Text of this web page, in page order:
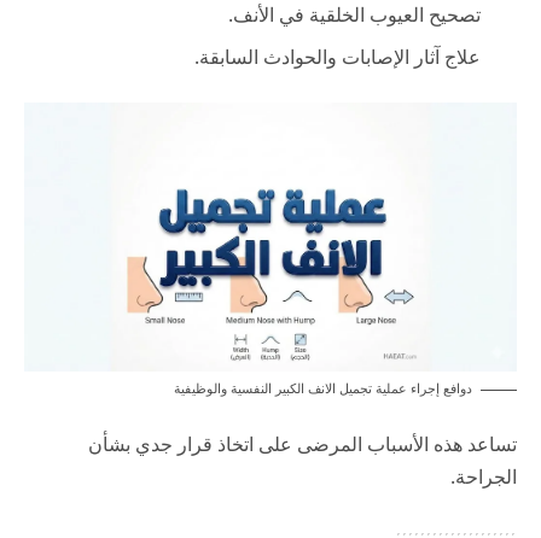
تصحيح العيوب الخلقية في الأنف.
علاج آثار الإصابات والحوادث السابقة.
دوافع إجراء عملية تجميل الانف الكبير النفسية والوظيفية
تساعد هذه الأسباب المرضى على اتخاذ قرار جدي بشأن
الجراحة.